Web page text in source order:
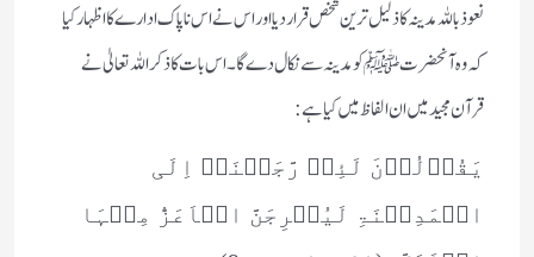
نعوذ باللہ مدینہ کا ذلیل ترین شخص قرار دیا اور اس نے اس ناپاک ادارے کا اظہار کیا
کہ وہ آنحضرت ﷺ کو مدینہ سے نکال دے گا۔ اس بات کا ذکر اللہ تعالیٰ نے
قرآن مجید میں ان الفاظ میں کیا ہے:
یَقُوۡلُوۡنَ لَئِنۡ رَّجَعۡنَاۤ اِلَی
الۡمَدِیۡنَۃِ لَیُخۡرِجَنَّ الۡاَعَزُّ مِنۡہَا